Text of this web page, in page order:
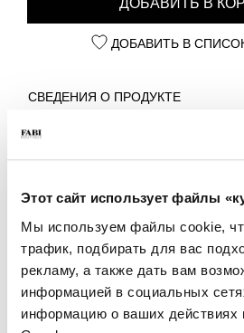
Этот сайт использует файлы
Мы используем файлы cookie,
трафик, подбирать для вас
рекламу, а также дать вам
информацией в социальных
информацию о ваших действиях
ДОБАВИТЬ В
СВЕДЕНИЯ О ПРОДУКТЕ
- Подошва: Вспененный EVA и
- Цвет: пудра